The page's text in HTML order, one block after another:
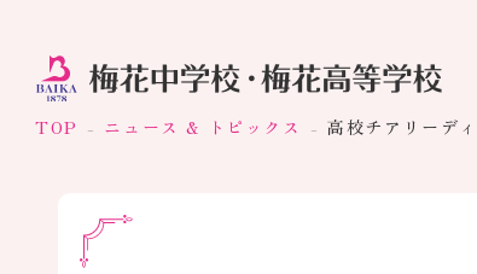
TOP ニュース & トピックス 高校チアリーデ